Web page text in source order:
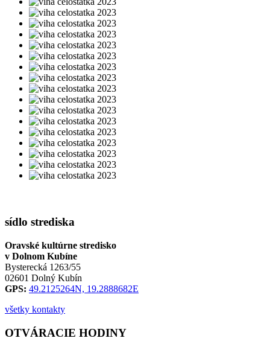
sídlo strediska
Oravské kultúrne stredisko
v Dolnom Kubíne
Bysterecká 1263/55
02601 Dolný Kubín
GPS: 49.2125264N, 19.2888682E
všetky kontakty
OTVÁRACIE HODINY